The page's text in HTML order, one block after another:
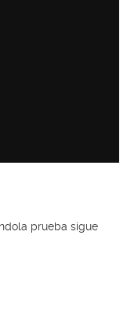
la prueba sigue